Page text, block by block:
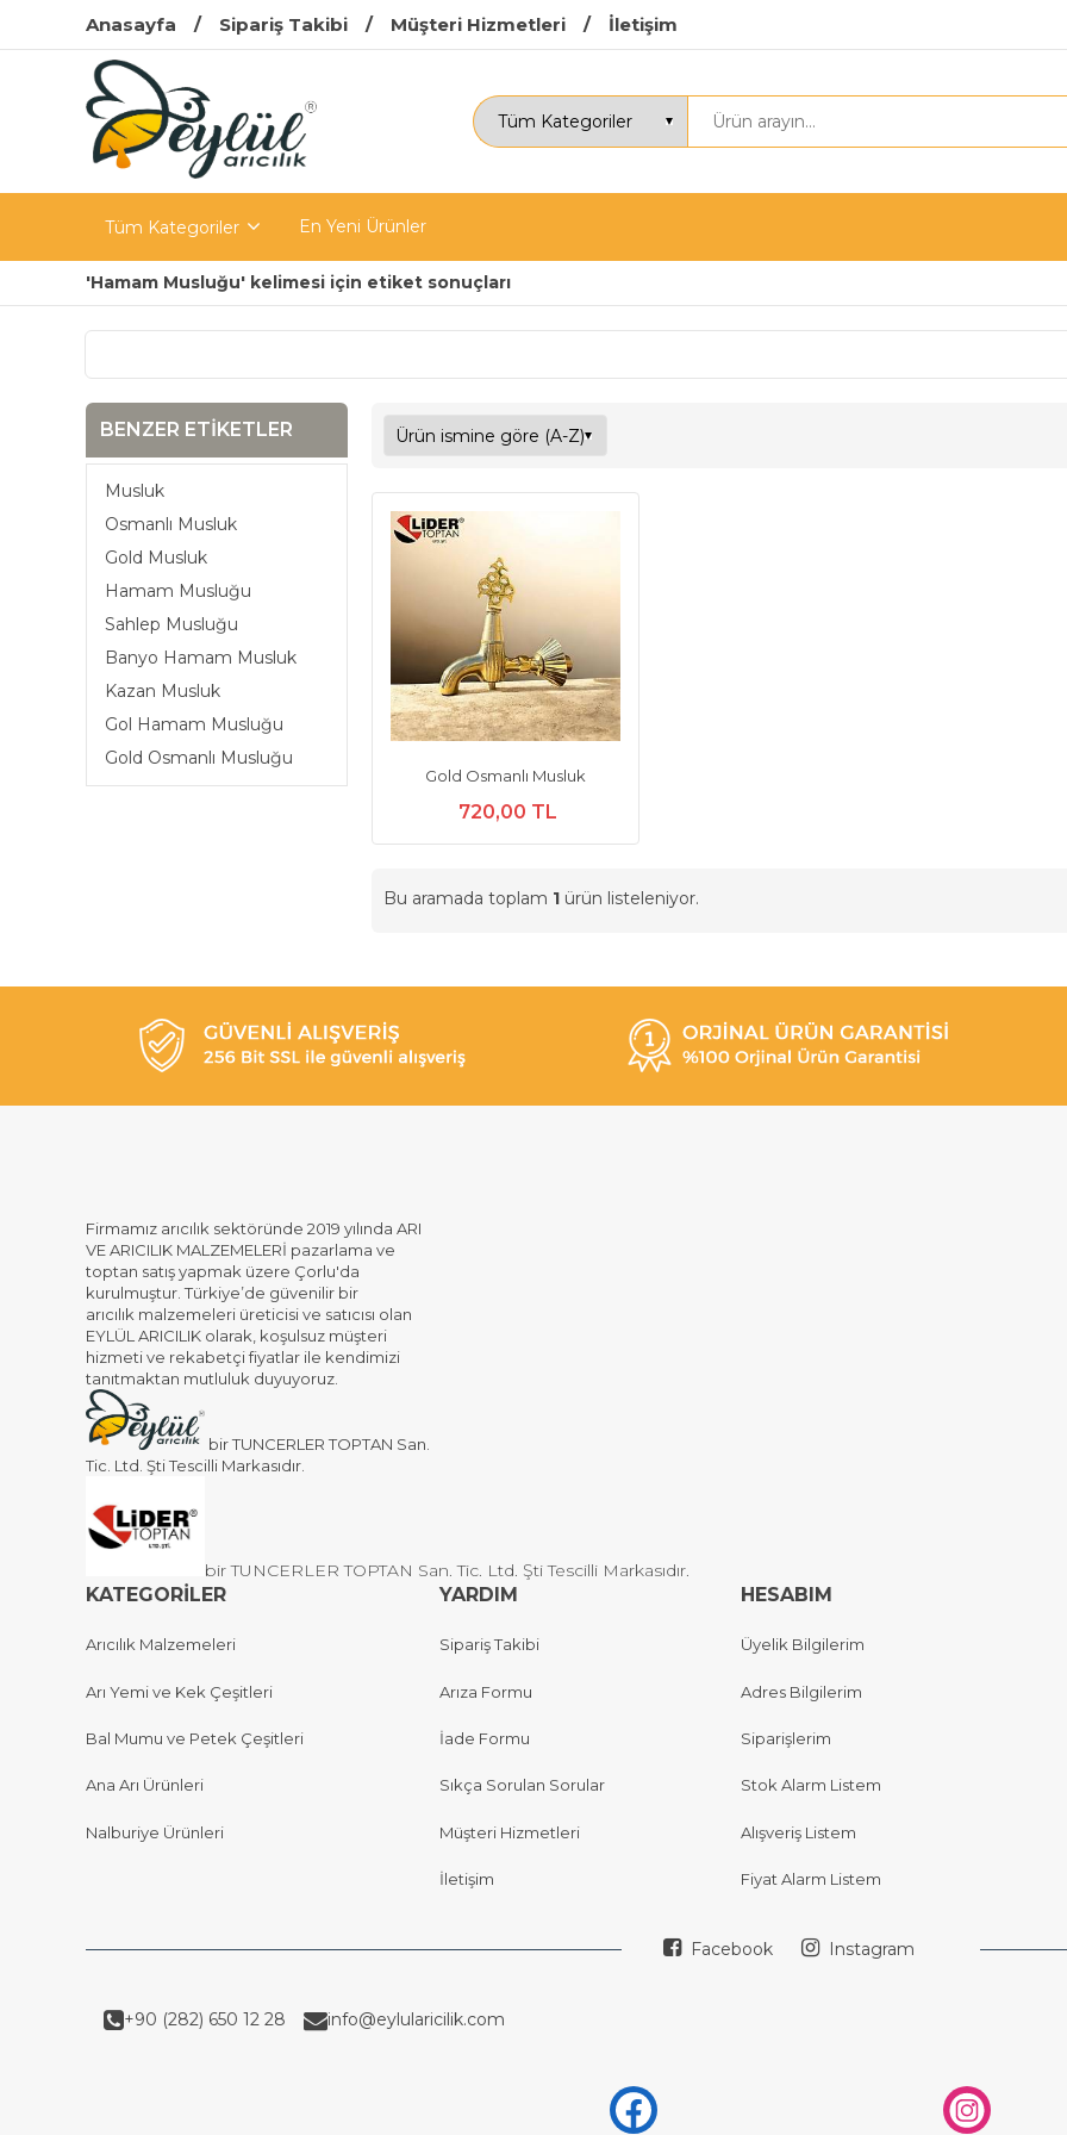
Anasayfa Sipariş Takibi Müşteri Hizmetleri İletişim
Tüm Kategoriler En Yeni Ürünler
'Hamam Musluğu' kelimesi için etiket sonuçları
BENZER ETIKETLER
Musluk
Osmanlı Musluk
Gold Musluk
Hamam Musluğu
Sahlep Musluğu
Banyo Hamam Musluk
Kazan Musluk
Gol Hamam Musluğu
Gold Osmanlı Musluğu
Gold Osmanlı Musluk
720,00 TL
Bu aramada toplam 1 ürün listeleniyor.
Firmamız arıcılık sektöründe 2019 yılında ARI
VE ARICILIK MALZEMELERİ pazarlama ve
toptan satış yapmak üzere Çorlu'da
kurulmuştur. Türkiye’de güvenilir bir
arıcılık malzemeleri üreticisi ve satıcısı olan
EYLÜL ARICILIK olarak, koşulsuz müşteri
hizmeti ve rekabetçi fiyatlar ile kendimizi
tanıtmaktan mutluluk duyuyoruz.
bir TUNCERLER TOPTAN San.
Tic. Ltd. Şti Tescilli Markasıdır.
bir TUNCERLER TOPTAN San. Tic. Ltd. Şti Tescilli Markasıdır.
KATEGORİLER
Arıcılık Malzemeleri
Arı Yemi ve Kek Çeşitleri
Bal Mumu ve Petek Çeşitleri
Ana Arı Ürünleri
Nalburiye Ürünleri
YARDIM
Sipariş Takibi
Arıza Formu
İade Formu
Sıkça Sorulan Sorular
Müşteri Hizmetleri
İletişim
HESABIM
Üyelik Bilgilerim
Adres Bilgilerim
Siparişlerim
Stok Alarm Listem
Alışveriş Listem
Fiyat Alarm Listem
Facebook Instagram
+90 (282) 650 12 28 info@eylularicilik.com